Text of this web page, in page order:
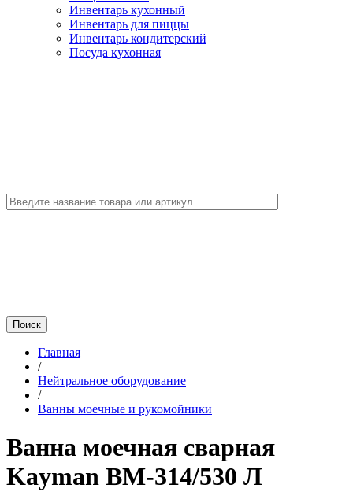
Инвентарь кухонный
Инвентарь для пиццы
Инвентарь кондитерский
Посуда кухонная
Главная
/
Нейтральное оборудование
/
Ванны моечные и рукомойники
Ванна моечная сварная
Kayman ВМ-314/530 Л